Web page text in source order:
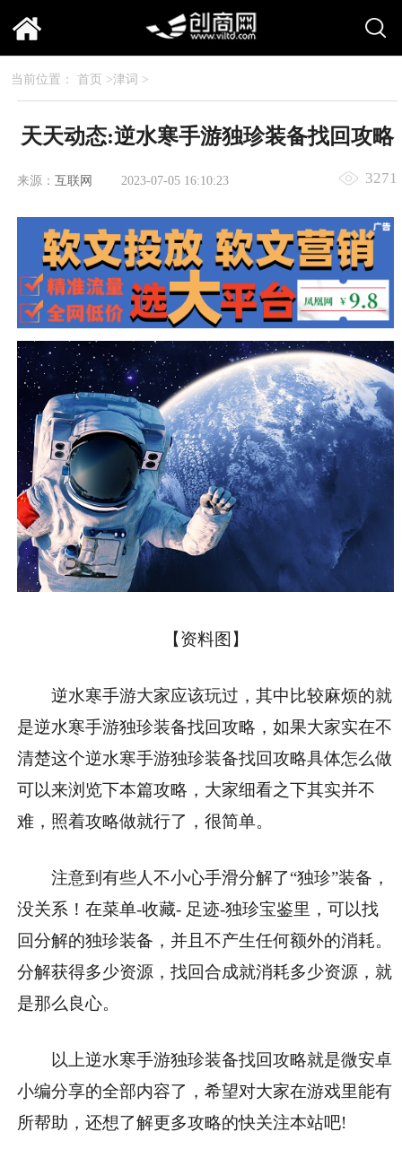
当前位置： 首页 >津词 >
天天动态:逆水寒手游独珍装备找回攻略
来源： 互联网 2023-07-05 16:10:23 3271
【资料图】
逆水寒手游大家应该玩过，其中比较麻烦的就
是逆水寒手游独珍装备找回攻略，如果大家实在不
清楚这个逆水寒手游独珍装备找回攻略具体怎么做
可以来浏览下本篇攻略，大家细看之下其实并不
难，照着攻略做就行了，很简单。
注意到有些人不小心手滑分解了“独珍”装备，
没关系！在菜单-收藏- 足迹-独珍宝鉴里，可以找
回分解的独珍装备，并且不产生任何额外的消耗。
分解获得多少资源，找回合成就消耗多少资源，就
是那么良心。
以上逆水寒手游独珍装备找回攻略就是微安卓
小编分享的全部内容了，希望对大家在游戏里能有
所帮助，还想了解更多攻略的快关注本站吧!